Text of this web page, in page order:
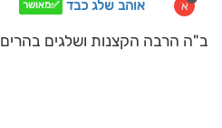
א אוהב שלג כבד ✅מאושר
ב"ה הרבה הקצנות ושלגים בהרים